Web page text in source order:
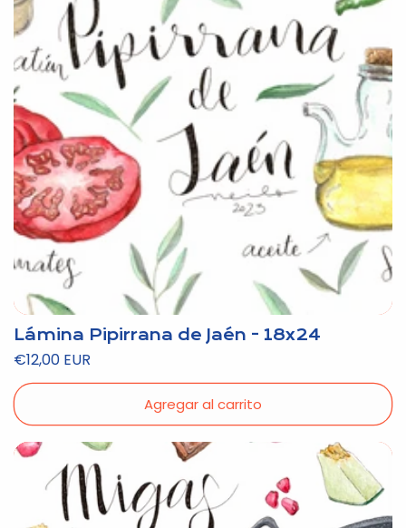
Lámina Pipirrana de Jaén - 18x24
Precio
habitual
€12,00 EUR
Agregar al carrito